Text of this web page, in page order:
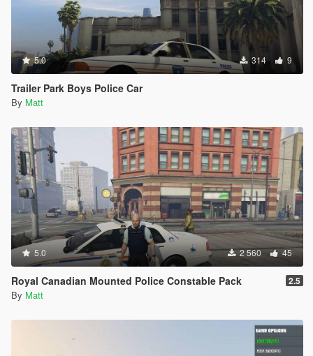
5.0 314 9
Trailer Park Boys Police Car
By Matt
5.0 2 560 45
Royal Canadian Mounted Police Constable Pack 2.5
By Matt